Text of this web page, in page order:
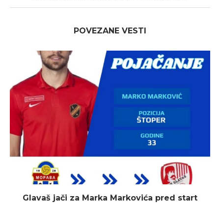
POVEZANE VESTI
Glavaš jači za Marka Markovića pred start